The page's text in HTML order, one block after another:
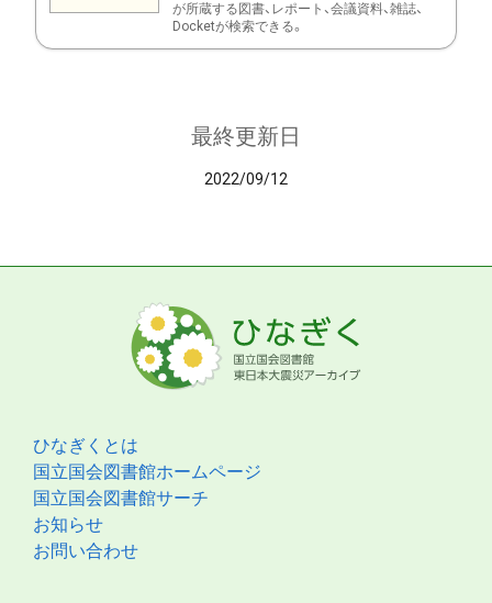
が所蔵する図書、レポート、会議資料、雑誌、
Docketが検索できる。
最終更新日
2022/09/12
ひなぎくとは
国立国会図書館ホームページ
国立国会図書館サーチ
お知らせ
お問い合わせ